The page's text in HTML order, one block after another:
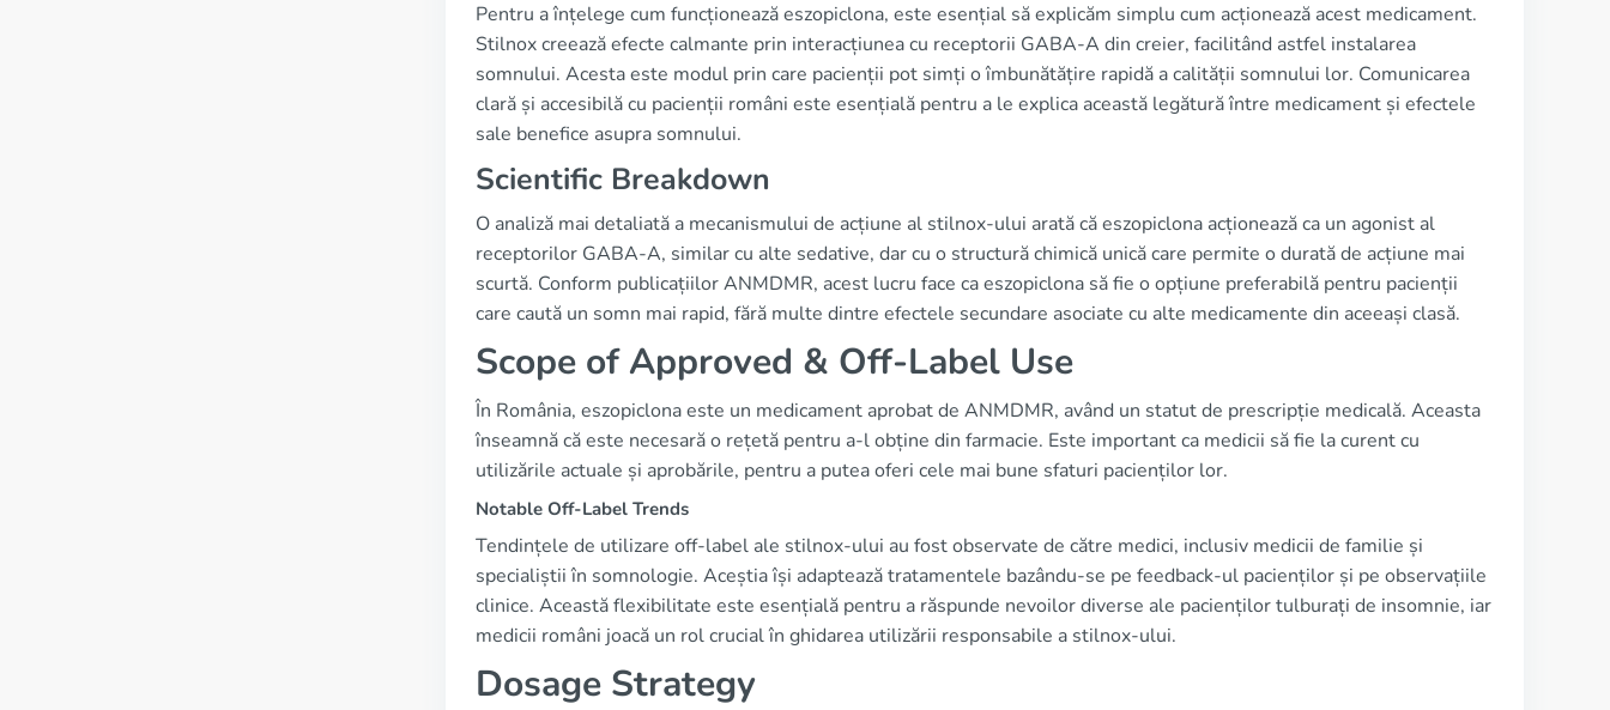
Pentru a înțelege cum funcționează eszopiclona, este esențial să explicăm simplu cum acționează acest medicament.
Stilnox creează efecte calmante prin interacțiunea cu receptorii GABA-A din creier, facilitând astfel instalarea
somnului. Acesta este modul prin care pacienții pot simți o îmbunătățire rapidă a calității somnului lor. Comunicarea
clară și accesibilă cu pacienții români este esențială pentru a le explica această legătură între medicament și efectele
sale benefice asupra somnului.
Scientific Breakdown
O analiză mai detaliată a mecanismului de acțiune al stilnox-ului arată că eszopiclona acționează ca un agonist al
receptorilor GABA-A, similar cu alte sedative, dar cu o structură chimică unică care permite o durată de acțiune mai
scurtă. Conform publicațiilor ANMDMR, acest lucru face ca eszopiclona să fie o opțiune preferabilă pentru pacienții
care caută un somn mai rapid, fără multe dintre efectele secundare asociate cu alte medicamente din aceeași clasă.
Scope of Approved & Off-Label Use
În România, eszopiclona este un medicament aprobat de ANMDMR, având un statut de prescripție medicală. Aceasta
înseamnă că este necesară o rețetă pentru a-l obține din farmacie. Este important ca medicii să fie la curent cu
utilizările actuale și aprobările, pentru a putea oferi cele mai bune sfaturi pacienților lor.
Notable Off-Label Trends
Tendințele de utilizare off-label ale stilnox-ului au fost observate de către medici, inclusiv medicii de familie și
specialiștii în somnologie. Aceștia își adaptează tratamentele bazându-se pe feedback-ul pacienților și pe observațiile
clinice. Această flexibilitate este esențială pentru a răspunde nevoilor diverse ale pacienților tulburați de insomnie, iar
medicii români joacă un rol crucial în ghidarea utilizării responsabile a stilnox-ului.
Dosage Strategy